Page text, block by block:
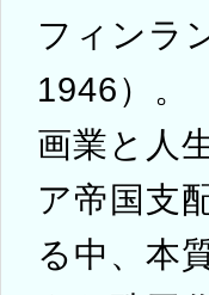
フィンラ
1946）。
画業と人
ア帝国支
る中、本